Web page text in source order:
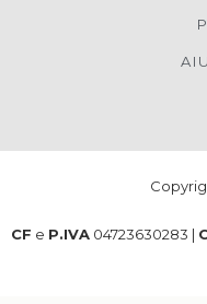
CF e P.IVA 04723630283 |